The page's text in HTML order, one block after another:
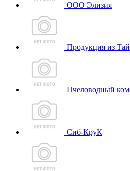
ООО Элизия
Продукция из
Пчеловодный
Сиб-КруК